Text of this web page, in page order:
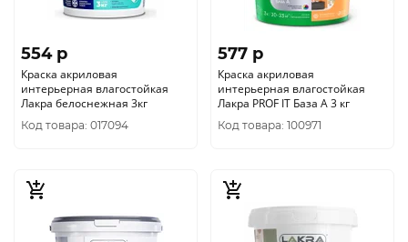
554 p
Краска акриловая
интерьерная влагостойкая
Лакра белоснежная 3кг
Код товара: 017094
577 p
Краска акриловая
интерьерная влагостойкая
Лакра PROF IT База А 3 кг
Код товара: 100971